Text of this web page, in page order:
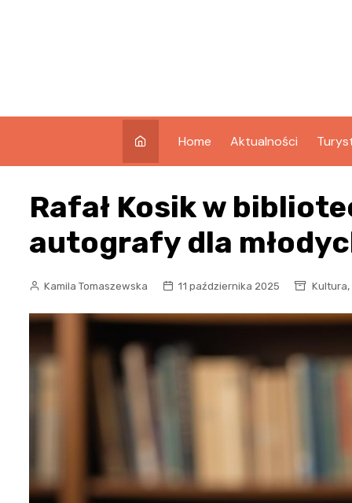
Home Aktualności
Rafał Kosik w
autografy dla
Kamila Tomaszewska 11 października 2025 Kultura,